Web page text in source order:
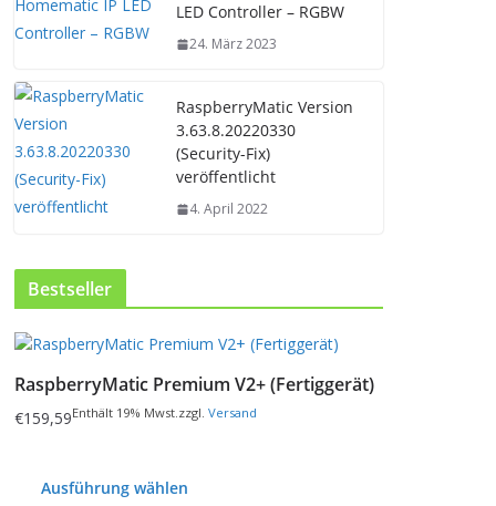
LED Controller – RGBW
24. März 2023
RaspberryMatic Version
3.63.8.20220330
(Security-Fix)
veröffentlicht
4. April 2022
Bestseller
RaspberryMatic Premium V2+ (Fertiggerät)
€159,59Enthält 19% Mwst.zzgl. Versand
Ausführung wählen
D
e
s